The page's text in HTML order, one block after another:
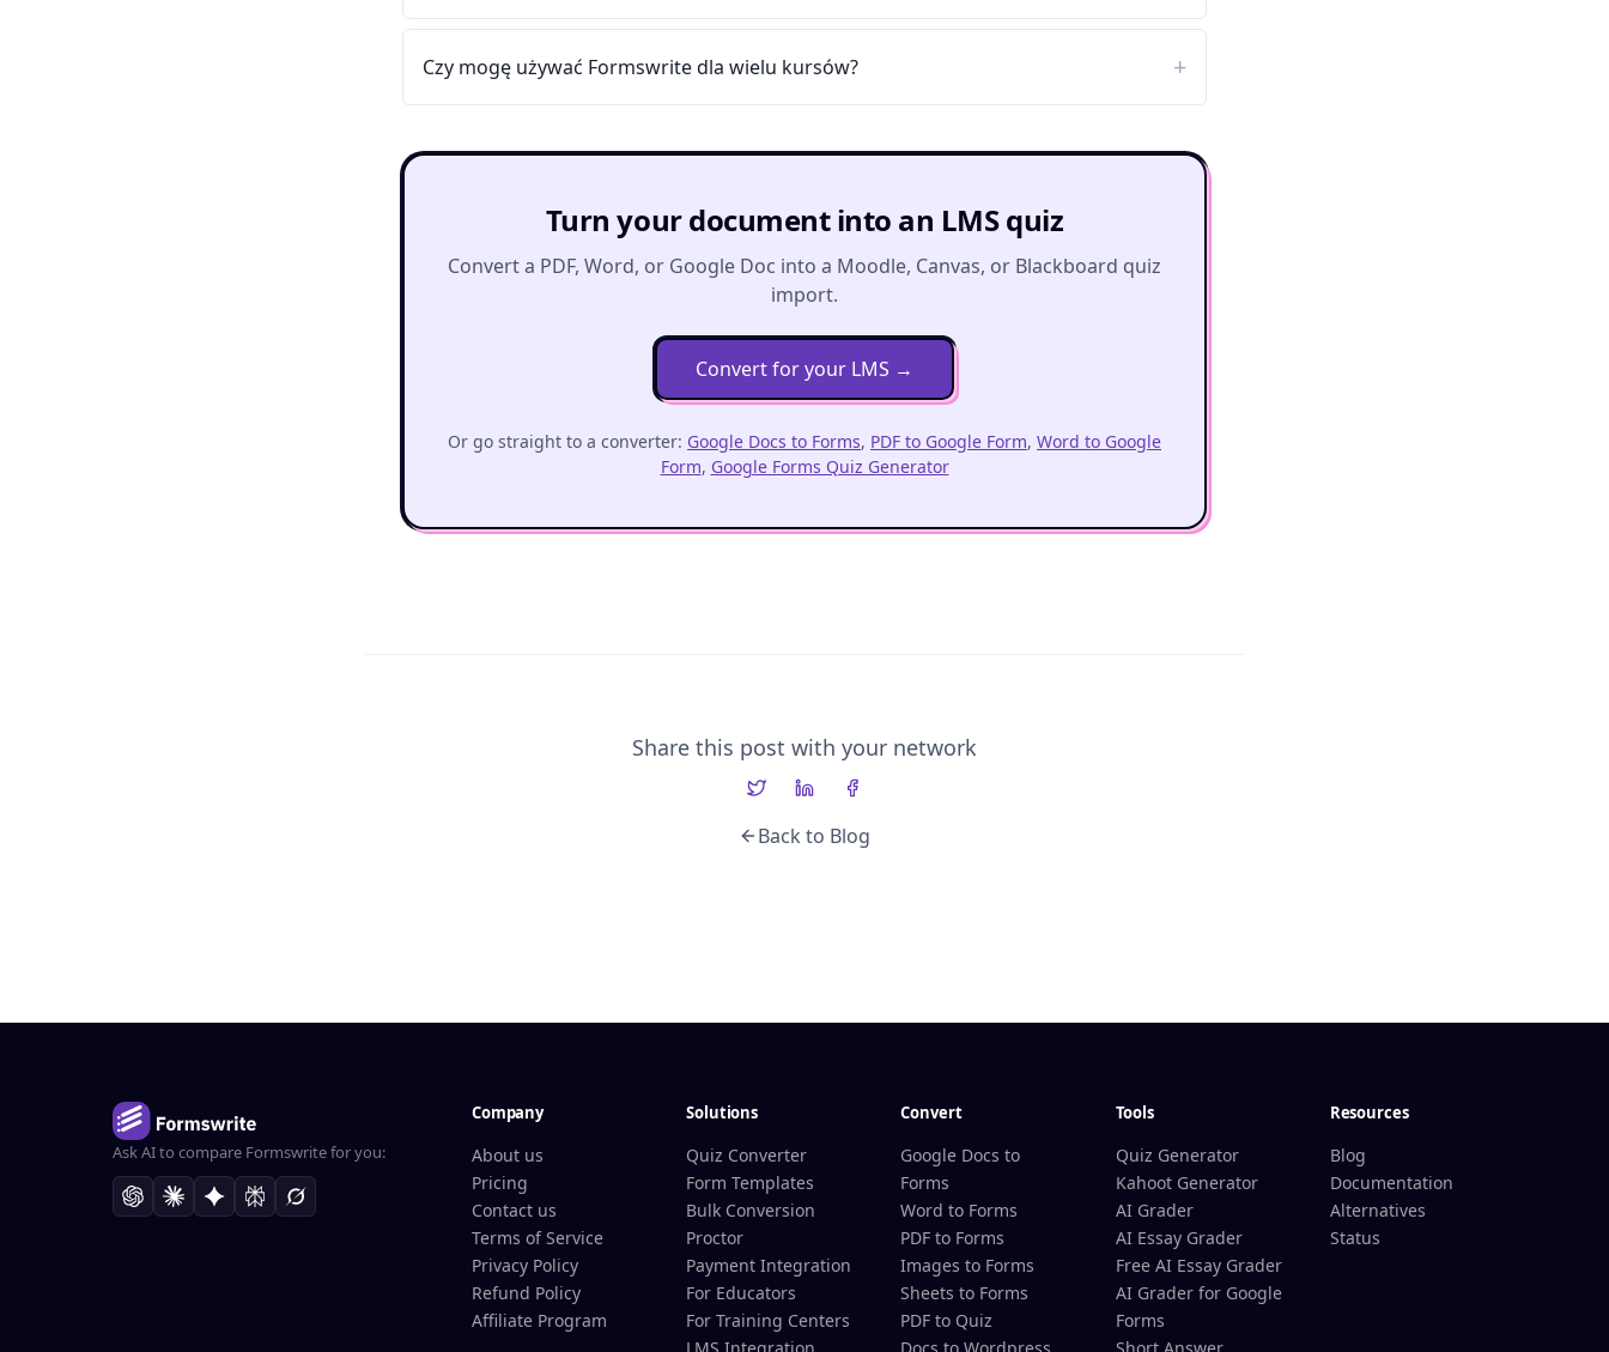
Czy mogę używać Formswrite dla wielu kursów?
Turn your document into an LMS quiz
Convert a PDF, Word, or Google Doc into a Moodle, Canvas, or Blackboard quiz
import.
Convert for your LMS →
Or go straight to a converter: Google Docs to Forms, PDF to Google Form, Word to Google
Form, Google Forms Quiz Generator
Share this post with your network
Back to Blog
Ask AI to compare Formswrite for you:
Company
About us
Pricing
Contact us
Terms of Service
Privacy Policy
Refund Policy
Affiliate Program
Solutions
Quiz Converter
Form Templates
Bulk Conversion
Proctor
Payment Integration
For Educators
For Training Centers
Convert
Google Docs to
Forms
Word to Forms
PDF to Forms
Images to Forms
Sheets to Forms
PDF to Quiz
Tools
Quiz Generator
Kahoot Generator
AI Grader
AI Essay Grader
Free AI Essay Grader
AI Grader for Google
Forms
Resources
Blog
Documentation
Alternatives
Status